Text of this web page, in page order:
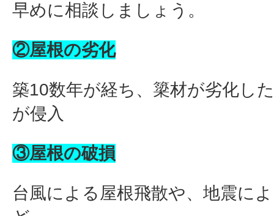
早めに相談しましょう。
②屋根の劣化
築10数年が経ち、簗材が劣化し
が侵入
③屋根の破損
台風による屋根飛散や、地震に